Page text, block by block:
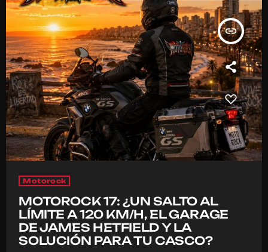
insert_link
Motorock
MOTOROCK 17: ¿UN SALTO AL
LÍMITE A 120 KM/H, EL GARAGE
DE JAMES HETFIELD Y LA
SOLUCIÓN PARA TU CASCO?